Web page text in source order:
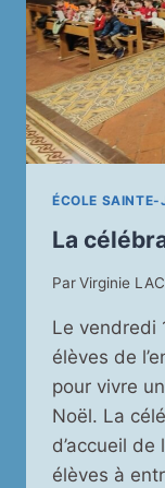
ÉCOLE
La
ParVirginie
Le vendredi
élèves de
pour vivre
Noël. La
d’accueil de
élèves à